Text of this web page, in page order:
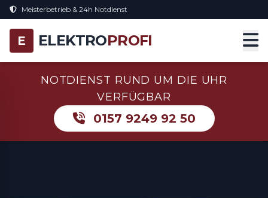
Meisterbetrieb & 24h Notdienst
E ELEKTROPROFI
NOTDIENST RUND UM DIE UHR
VERFÜGBAR
0157 9249 92 50